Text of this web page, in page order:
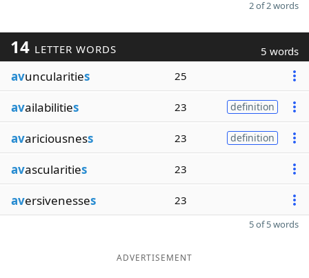
2 of 2 words
14 LETTER WORDS 5 words
avuncularities 25
availabilities 23 definition
avariciousness 23 definition
avascularities 23
aversivenesses 23
5 of 5 words
ADVERTISEMENT